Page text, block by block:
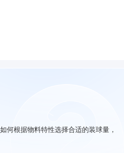
何根据物料特性选择合适的装球量，